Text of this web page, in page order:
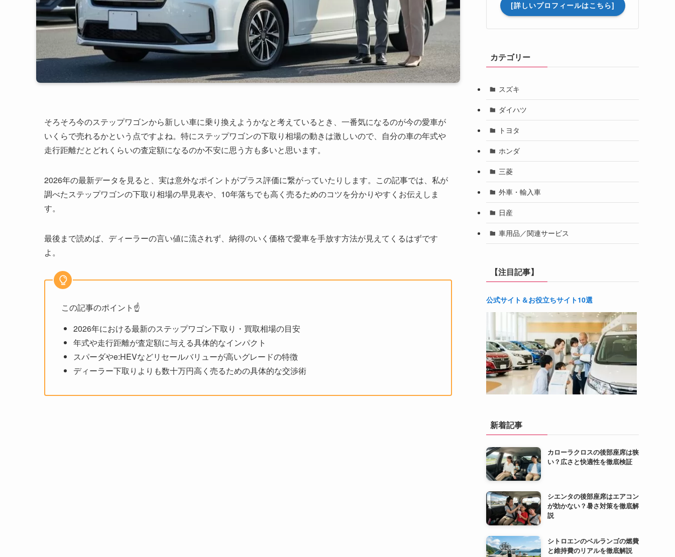
そろそろ今のステップワゴンから新しい車に乗り換えようかなと考えているとき、一番気になるのが今の愛車が
いくらで売れるかという点ですよね。特にステップワゴンの下取り相場の動きは激しいので、自分の車の年式や
走行距離だとどれくらいの査定額になるのか不安に思う方も多いと思います。
2026年の最新データを見ると、実は意外なポイントがプラス評価に繋がっていたりします。この記事では、私が
調べたステップワゴンの下取り相場の早見表や、10年落ちでも高く売るためのコツを分かりやすくお伝えしま
す。
最後まで読めば、ディーラーの言い値に流されず、納得のいく価格で愛車を手放す方法が見えてくるはずです
よ。
この記事のポイント☝️
2026年における最新のステップワゴン下取り・買取相場の目安
年式や走行距離が査定額に与える具体的なインパクト
スパーダやe:HEVなどリセールバリューが高いグレードの特徴
ディーラー下取りよりも数十万円高く売るための具体的な交渉術
[詳しいプロフィールはこちら]
カテゴリー
スズキ
ダイハツ
トヨタ
ホンダ
三菱
外車・輸入車
日産
車用品／関連サービス
【注目記事】
公式サイト＆お役立ちサイト10選
新着記事
カローラクロスの後部座席は狭
い？広さと快適性を徹底検証
シエンタの後部座席はエアコン
が効かない？暑さ対策を徹底解
説
シトロエンのベルランゴの燃費
と維持費のリアルを徹底解説